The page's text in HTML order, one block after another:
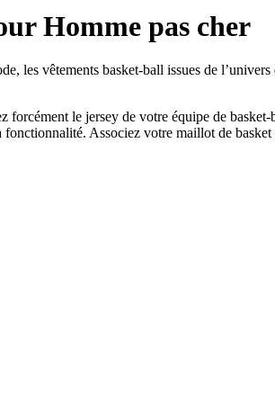
Homme pas cher
les vêtements basket-ball issues de
forcément le jersey de votre équipe de
fonctionnalité. Associez votre maillot de